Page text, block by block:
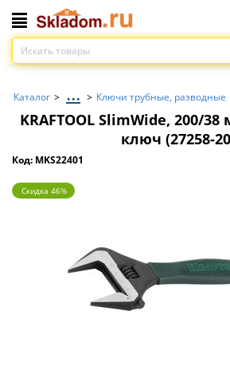
Каталог > ... > Ключи трубные, разводные
KRAFTOOL SlimWide, 200/
ключ (27258-
Код: MKS22401
Скидка 46%